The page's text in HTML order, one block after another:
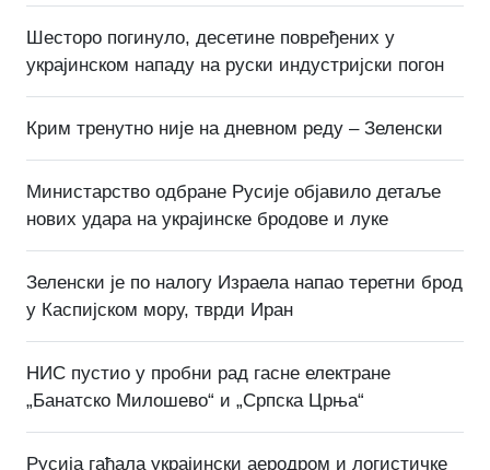
Шесторо погинуло, десетине повређених у
украјинском нападу на руски индустријски погон
Крим тренутно није на дневном реду – Зеленски
Министарство одбране Русије објавило детаље
нових удара на украјинске бродове и луке
Зеленски је по налогу Израела напао теретни брод
у Каспијском мору, тврди Иран
НИС пустио у пробни рад гасне електране
„Банатско Милошево“ и „Српска Црња“
Русија гађала украјински аеродром и логистичке